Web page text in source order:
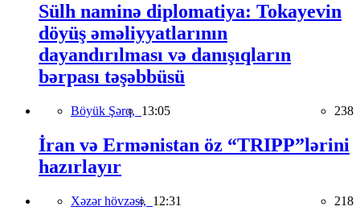
Sülh naminə diplomatiya: Tokayevin
döyüş əməliyyatlarının
dayandırılması və danışıqların
bərpası təşəbbüsü
Böyük Şərq, 13:05 238
İran və Ermənistan öz “TRIPP”lərini
hazırlayır
Xəzər hövzəsi, 12:31 218